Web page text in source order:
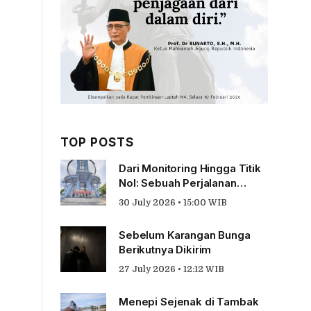
TOP POSTS
Dari Monitoring Hingga Titik
Nol: Sebuah Perjalanan
Tentang Pengabdian
30 July 2026 • 15:00 WIB
Sebelum Karangan Bunga
Berikutnya Dikirim
27 July 2026 • 12:12 WIB
Menepi Sejenak di Tambak